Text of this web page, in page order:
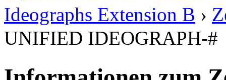
Ideographs Extension B ›
UNIFIED IDEOGRAPH-#